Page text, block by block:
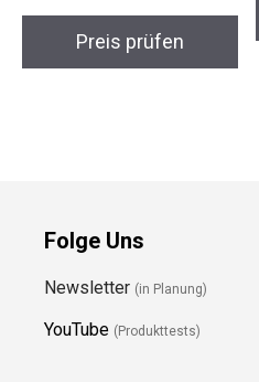
Preis prüfen
Folge Uns
Newsletter (in Planung)
YouTube (Produkttests)